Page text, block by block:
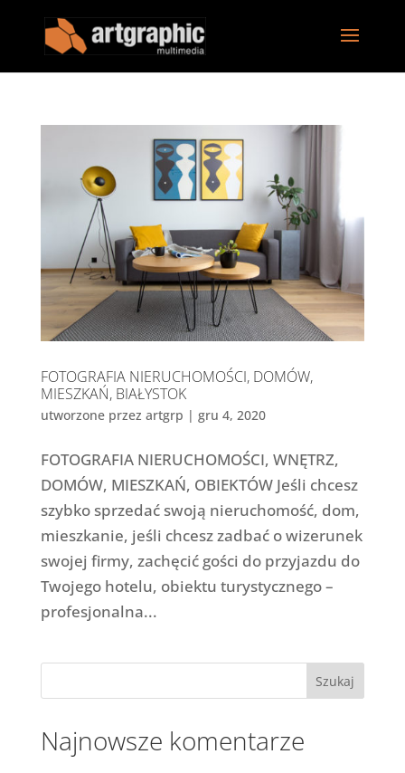
FOTOGRAFIA NIERUCHOMOŚCI, DOMÓW,
MIESZKAŃ, BIAŁYSTOK
utworzone przez artgrp | gru 4, 2020
FOTOGRAFIA NIERUCHOMOŚCI, WNĘTRZ,
DOMÓW, MIESZKAŃ, OBIEKTÓW Jeśli chcesz
szybko sprzedać swoją nieruchomość, dom,
mieszkanie, jeśli chcesz zadbać o wizerunek
swojej firmy, zachęcić gości do przyjazdu do
Twojego hotelu, obiektu turystycznego –
profesjonalna...
Najnowsze komentarze